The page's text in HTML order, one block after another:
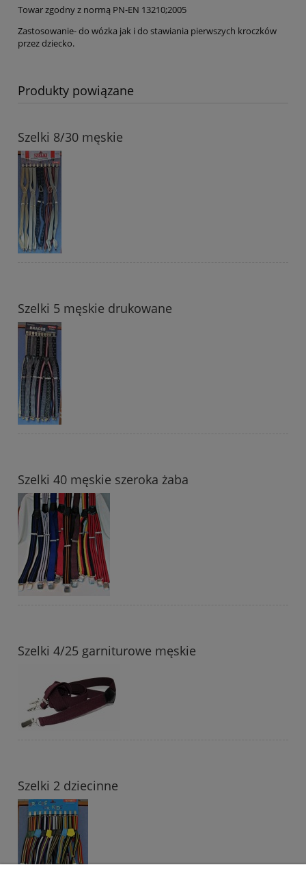
Towar zgodny z normą PN-EN 13210;2005
Zastosowanie- do wózka jak i do stawiania pierwszych kroczków
przez dziecko.
Produkty powiązane
Szelki 8/30 męskie
Szelki 5 męskie drukowane
Szelki 40 męskie szeroka żaba
Szelki 4/25 garniturowe męskie
Szelki 2 dziecinne